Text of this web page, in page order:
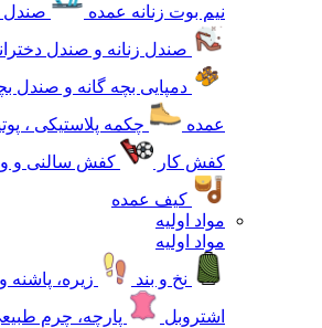
نیم بوت زنانه عمده
صندل
صندل زنانه و صندل
دمپایی بچه گانه و صندل
عمده
چکمه پلاستیکی ،
کفش کار
کفش سالنی و
کیف عمده
مواد اولیه
مواد اولیه
نخ و بند
زیره، پاشنه
اشتروبل
پارچه، چرم